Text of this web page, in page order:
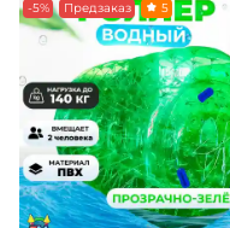
-5% Предзаказ 5